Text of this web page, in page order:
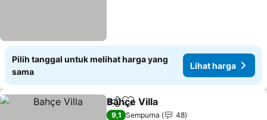
Pilih tanggal untuk melihat harga yang
sama
Lihat harga
BagikanTambahkan ke favorit
Bahçe Villa
9,1 Sempurna
48